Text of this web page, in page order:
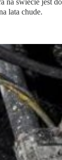
świecie jest
lata chude.